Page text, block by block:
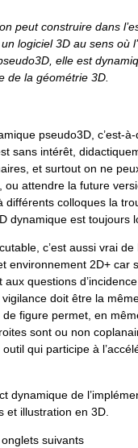
peut construire dans
logiciel 3D au sens
elle est
de la géométrie 3D.
pseudo3D, c’est-
sans intérêt,
et surtout on ne
attendre la future
différents colloques la
dynamique est toujours
c’est aussi vrai
environnement 2D+
questions
doit être la
figure permet, en
sont ou non
qui participe à
dynamique de
et illustration en 3D.
suivants